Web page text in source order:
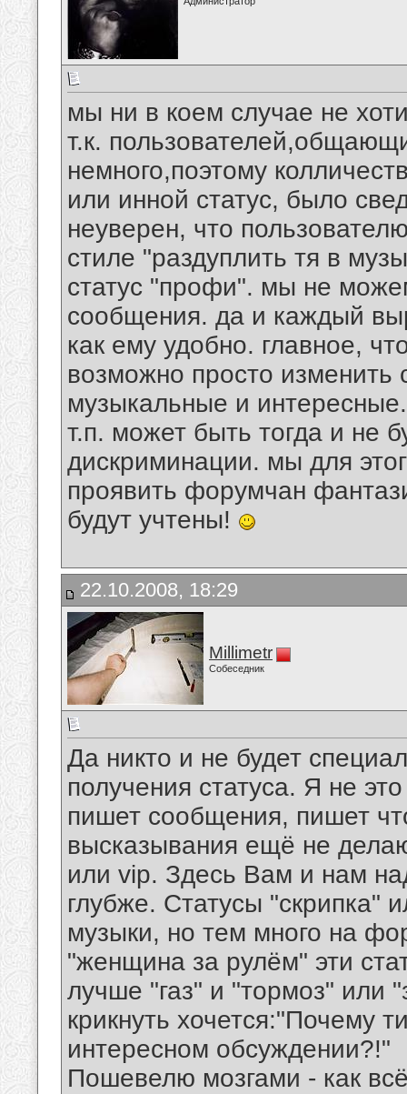
мы ни в коем случае не
т.к.
немного,поэтому
или инной статус, было
неуверен, что
стиле "раздуплить тя в
статус "профи". мы не
сообщения. да и каждый
как ему удобно. главное,
возможно просто
музыкальные и
т.п. может быть тогда и не
дискриминации. мы для
проявить форумчан
будут учтены!
22.10.2008, 18:29
Millimetr
Собеседник
Да никто и не будет
получения статуса. Я не
пишет сообщения, пишет
высказывания ещё не
или vip. Здесь Вам и нам
глубже. Статусы "скрипка"
музыки, но тем много на
"женщина за рулём" эти
лучше "газ" и "тормоз" или
крикнуть хочется:"Почему
интересном обсуждении?!"
Пошевелю мозгами - как